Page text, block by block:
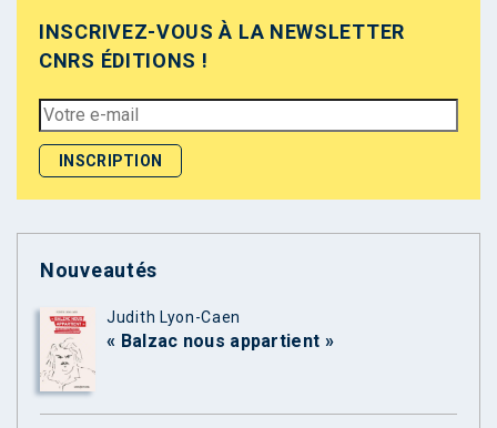
INSCRIVEZ-VOUS À LA NEWSLETTER
CNRS ÉDITIONS !
Nouveautés
Judith Lyon-Caen
« Balzac nous appartient »